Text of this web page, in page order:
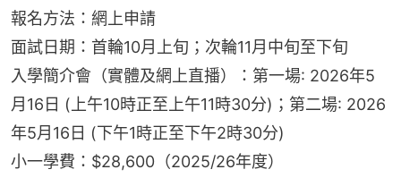
報名方法：網上申請
面試日期：首輪10月上旬；次輪11月中旬至下旬
入學簡介會（實體及網上直播）：第一場: 2026年5
月16日 (上午10時正至上午11時30分)；第二場: 2026
年5月16日 (下午1時正至下午2時30分)
小一學費：$28,600（2025/26年度）